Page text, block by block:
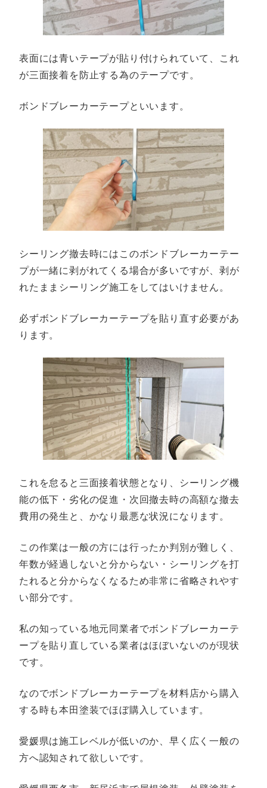
表面には青いテープが貼り付けられていて、これ
が三面接着を防止する為のテープです。
ボンドブレーカーテープといいます。
シーリング撤去時にはこのボンドブレーカーテー
プが一緒に剥がれてくる場合が多いですが、剥が
れたままシーリング施工をしてはいけません。
必ずボンドブレーカーテープを貼り直す必要があ
ります。
これを怠ると三面接着状態となり、シーリング機
能の低下・劣化の促進・次回撤去時の高額な撤去
費用の発生と、かなり最悪な状況になります。
この作業は一般の方には行ったか判別が難しく、
年数が経過しないと分からない・シーリングを打
たれると分からなくなるため非常に省略されやす
い部分です。
私の知っている地元同業者でボンドブレーカーテ
ープを貼り直している業者はほぼいないのが現状
です。
なのでボンドブレーカーテープを材料店から購入
する時も本田塗装でほぼ購入しています。
愛媛県は施工レベルが低いのか、早く広く一般の
方へ認知されて欲しいです。